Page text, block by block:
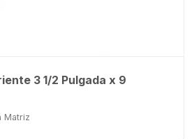
3 1/2 Pulgada x 9
Matriz